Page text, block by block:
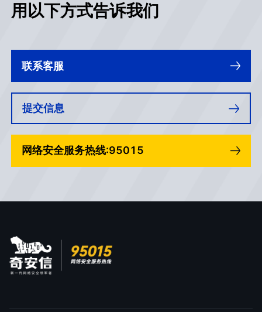
用以下方式告诉我们
联系客服
提交信息
网络安全服务热线:95015